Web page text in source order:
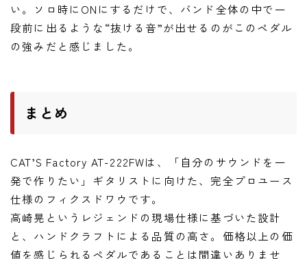
い。ソロ時にONにするだけで、バンド全体の中で一
段前に出るような“抜ける音”が出せるのがこのペダル
の強みだと感じました。
まとめ
CAT’S Factory AT-222FWは、「自分のサウンドを一
発で作りたい」ギタリストに向けた、完全プロユース
仕様のフィクスドワウです。
高崎晃というレジェンドの現場仕様に基づいた設計
と、ハンドクラフトによる品質の高さ。価格以上の価
値を感じられるペダルであることは間違いありませ